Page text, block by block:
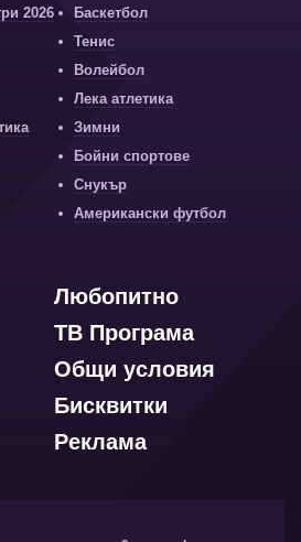
2026
Баскетбол
Тенис
Волейбол
Лека атлетика
Зимни
Бойни спортове
Снукър
Американски футбол
Любопитно
ТВ Програма
Общи условия
Бисквитки
Реклама